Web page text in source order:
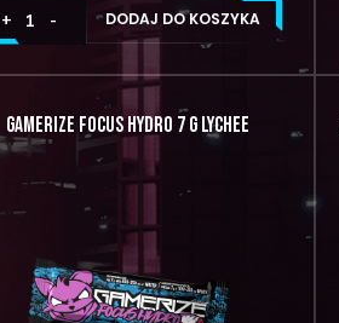
DODAJ DO KOSZYKA
GAMERIZE FOCUS HYDRO 7 G LYCHEE